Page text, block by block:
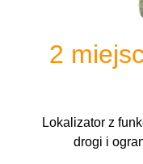
2
Lokalizator z
drogi i